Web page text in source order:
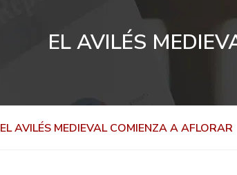
EL AVILÉS
EL AVILÉS MEDIEVAL COMIENZA A AFLORAR